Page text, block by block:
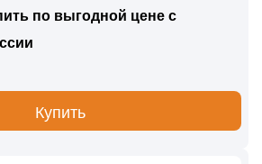
по выгодной цене с
Купить